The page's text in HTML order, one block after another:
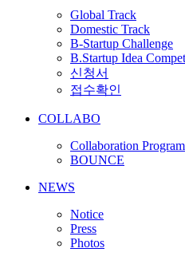
Global Track
Domestic Track
B-Startup Challenge
B.Startup Idea
신청서
접수확인
COLLABO
Collaboration Program
BOUNCE
NEWS
Notice
Press
Photos